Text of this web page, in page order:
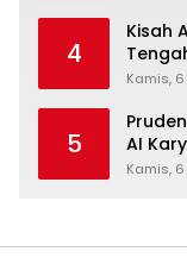
4
Kisah
Kamis,
5
AI
Kamis,